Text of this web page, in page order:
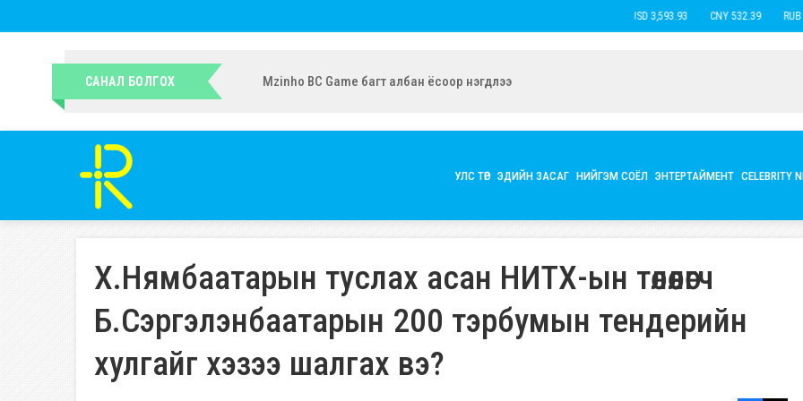
USD 3,593.93 CNY 532.39 RUB
САНАЛ БОЛГОХ УИХ-ын гишүүн Ч.Ундрамын экс нөхөр Б.Наранцацралт найзтай нь ханилан, бүл нэмжээ
УЛС ТӨР ЭДИЙН ЗАСАГ НИЙГЭМ СОЁЛ ЭНТЕРТАЙМЕНТ CELEBRITY
Х.Нямбаатарын туслах асан НИТХ-ын төлөөлөгч
Б.Сэргэлэнбаатарын 200 тэрбумын тендерийн
хулгайг хэзээ шалгах вэ?